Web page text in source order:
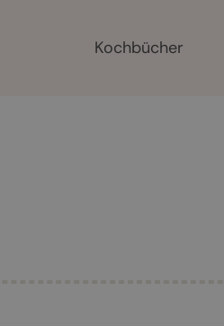
Kochbücher